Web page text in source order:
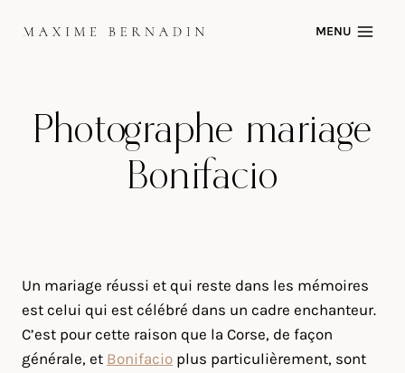
MENU
Photographe mariage
Bonifacio
Un mariage réussi et qui reste dans les mémoires
est celui qui est célébré dans un cadre enchanteur.
C’est pour cette raison que la Corse, de façon
générale, et Bonifacio plus particulièrement, sont